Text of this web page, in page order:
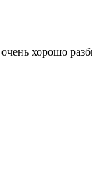
хорошо